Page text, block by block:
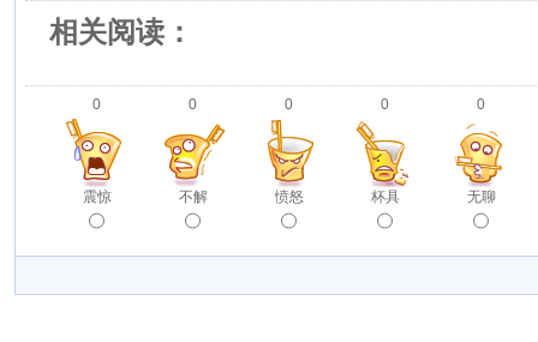
相关阅读：
0
震惊
0
不解
0
愤怒
0
杯具
0
无聊